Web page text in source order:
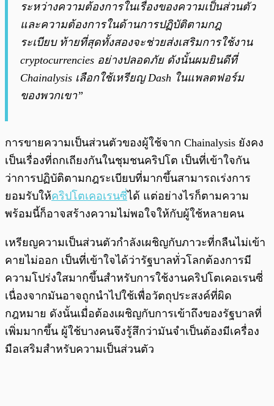
ระหว่างความต้องการในเรื่องของความเป็นส่วนตัว
และความต้องการในด้านการปฏิบัติตามกฎ
ระเบียบ ท้ายที่สุดทั้งสองจะช่วยส่งเสริมการใช้งาน
cryptocurrencies อย่างปลอดภัย ดังนั้นผมยินดีที่
Chainalysis เลือกใช้เหรียญ Dash ในแพลตฟอร์ม
ของพวกเขา”
การขายความเป็นส่วนตัวของผู้ใช้จาก Chainalysis ยังคง
เป็นเรื่องที่ถกเถียงกันในชุมชนคริปโต เป็นที่เข้าใจกัน
ว่าการปฏิบัติตามกฎระเบียบที่มากขึ้นสามารถเร่งการ
ยอมรับให้คริปโตเคอเรนซี่ได้ แต่อย่างไรก็ตามความ
พร้อมนี้ก็อาจสร้างความไม่พอใจให้กับผู้ใช้หลายคน
เหรียญความเป็นส่วนตัวกำลังเผชิญกับภาวะที่กลืนไม่เข้า
คายไม่ออก เป็นที่เข้าใจได้ว่ารัฐบาลทั่วโลกต้องการมี
ความโปร่งใสมากขึ้นสำหรับการใช้งานคริปโตเคอเรนซี่
เนื่องจากมันอาจถูกนำไปใช้เพื่อวัตถุประสงค์ที่ผิด
กฎหมาย ดังนั้นเมื่อต้องเผชิญกับการเข้าถึงของรัฐบาลที่
เพิ่มมากขึ้น ผู้ใช้บางคนจึงรู้สึกว่ามันจำเป็นต้องมีเครื่อง
มือเสริมสำหรับความเป็นส่วนตัว